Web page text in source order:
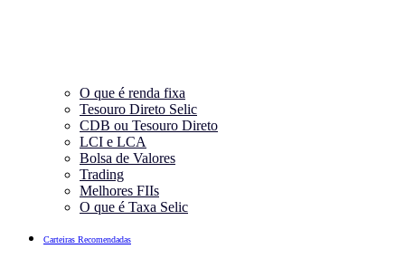
O que é renda fixa
Tesouro Direto Selic
CDB ou Tesouro Direto
LCI e LCA
Bolsa de Valores
Trading
Melhores FIIs
O que é Taxa Selic
Carteiras Recomendadas